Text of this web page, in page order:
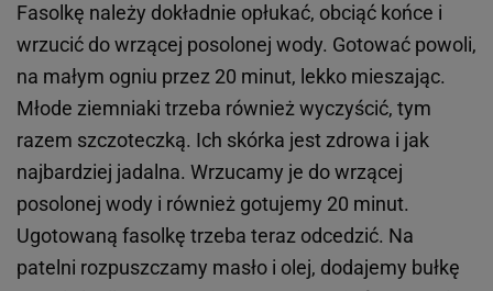
Fasolkę należy dokładnie opłukać, obciąć końce i
wrzucić do wrzącej posolonej wody. Gotować powoli,
na małym ogniu przez 20 minut, lekko mieszając.
Młode ziemniaki trzeba również wyczyścić, tym
razem szczoteczką. Ich skórka jest zdrowa i jak
najbardziej jadalna. Wrzucamy je do wrzącej
posolonej wody i również gotujemy 20 minut.
Ugotowaną fasolkę trzeba teraz odcedzić. Na
patelni rozpuszczamy masło i olej, dodajemy bułkę